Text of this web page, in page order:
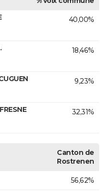
40,00%
18,46%
9,23%
32,31%
Canton de
Rostrenen
56,62%